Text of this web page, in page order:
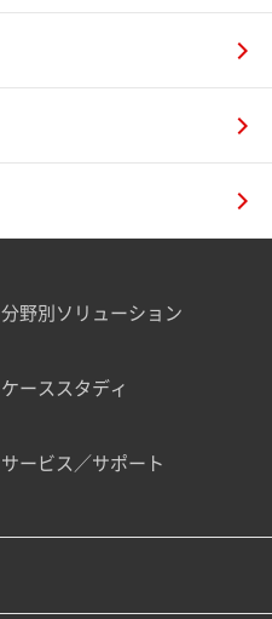
分野別ソリューション
ケーススタディ
サービス／サポート